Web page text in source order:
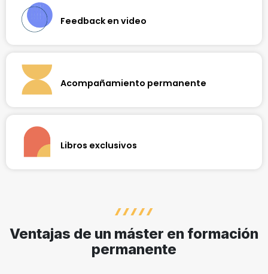
de ideas en tiempo real con el profesor y profesionales de
tu área.
Feedback en video
aprendizaje.
Acompañamiento permanente
soporte especializado.
Libros exclusivos
Ventajas de un máster en formación
permanente